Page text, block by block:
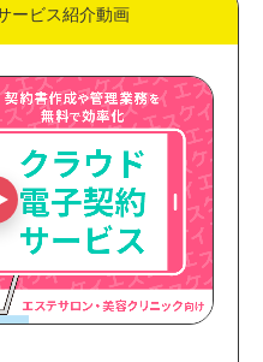
ービス紹介動画